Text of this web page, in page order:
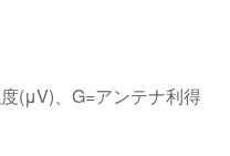
(μV)、G=アンテナ利得